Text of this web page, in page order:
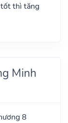
tốt thì tăng
Minh
8